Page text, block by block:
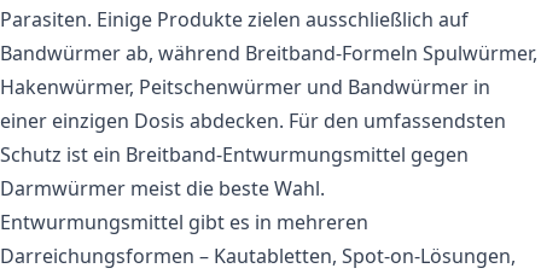
Parasiten. Einige Produkte zielen ausschließlich auf
Bandwürmer ab, während Breitband-Formeln Spulwürmer,
Hakenwürmer, Peitschenwürmer und Bandwürmer in
einer einzigen Dosis abdecken. Für den umfassendsten
Schutz ist ein Breitband-Entwurmungsmittel gegen
Darmwürmer meist die beste Wahl.
Entwurmungsmittel gibt es in mehreren
Darreichungsformen – Kautabletten, Spot-on-Lösungen,